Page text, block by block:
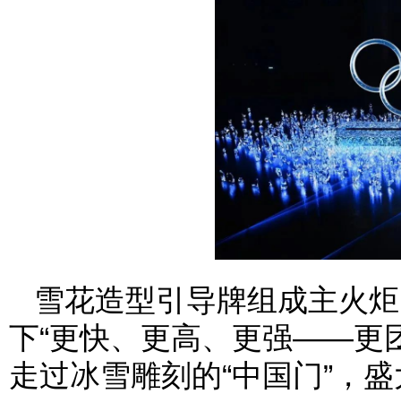
雪花造型引导牌组成主火
下“更快、更高、更强——更
走过冰雪雕刻的“中国门”，